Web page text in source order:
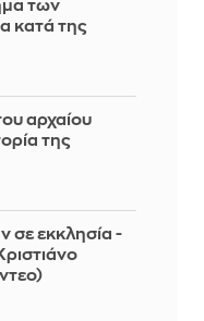
των
κατά της
αρχαίου
της
σε εκκλησία -